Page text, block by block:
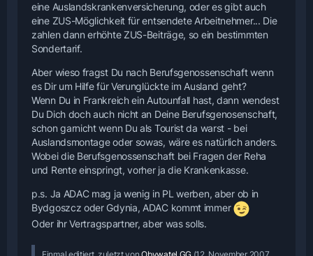
eine Auslandskrankenversicherung, oder es gibt auch
eine ZUS-Möglichkeit für entsendete Arbeitnehmer... Die
zahlen dann erhöhte ZUS-Beiträge, so ein bestimmten
Sondertarif.
Aber wieso fragst Du nach Berufsgenossenschaft wenn
es Dir um Hilfe für Verunglückte im Ausland geht?
Wenn Du in Frankreich ein Autounfall hast, dann wendest
Du Dich doch auch nicht an Deine Berufsgenosenschaft,
schon garnicht wenn Du als Tourist da warst - bei
Auslandsmontage oder sowas, wäre es natürlich anders.
Wobei die Berufsgenossenschaft bei Fragen der Reha
und Rente einspringt, vorher ja die Krankenkasse.
p.s. Ja ADAC mag ja wenig in PL werben, aber ob in
Bydgoszcz oder Gdynia, ADAC kommt immer
Oder ihr Vertragspartner, aber was solls.